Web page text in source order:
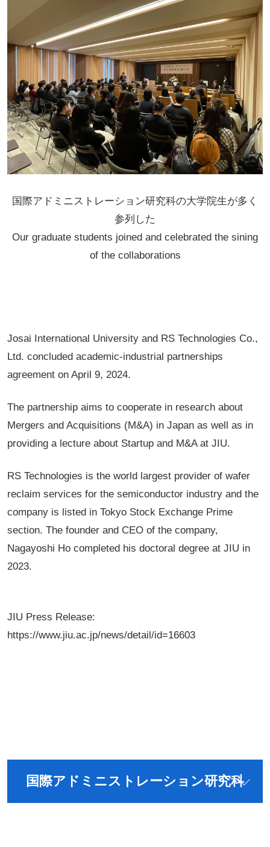
国際アドミニストレーション研究科の大学院生が多く
参列した
Our graduate students joined and celebrated the sining
of the collaborations
Josai International University and RS Technologies Co.,
Ltd. concluded academic-industrial partnerships
agreement on April 9, 2024.
The partnership aims to cooperate in research about
Mergers and Acquisitions (M&A) in Japan as well as in
providing a lecture about Startup and M&A at JIU.
RS Technologies is the world largest provider of wafer
reclaim services for the semiconductor industry and the
company is listed in Tokyo Stock Exchange Prime
section. The founder and CEO of the company,
Nagayoshi Ho completed his doctoral degree at JIU in
2023.
JIU Press Release:
https://www.jiu.ac.jp/news/detail/id=16603
国際アドミニストレーション研究科